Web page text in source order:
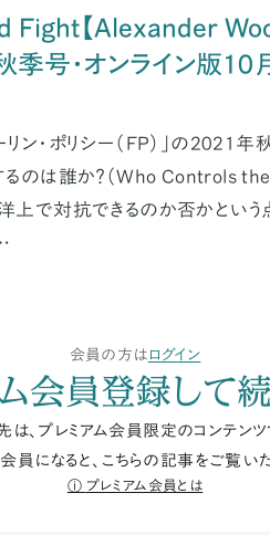
Fight【Alexander
号・オンライン版10
ン・ポリシー（FP）」の2021
のは誰か？（Who Controls
上で対抗できるのか否かとい
会員の方は ログイン
会員登録して
は、プレミアム会員限定のコンテンツ
員になると、こちらの記事をご覧いた
プレミアム会員とは